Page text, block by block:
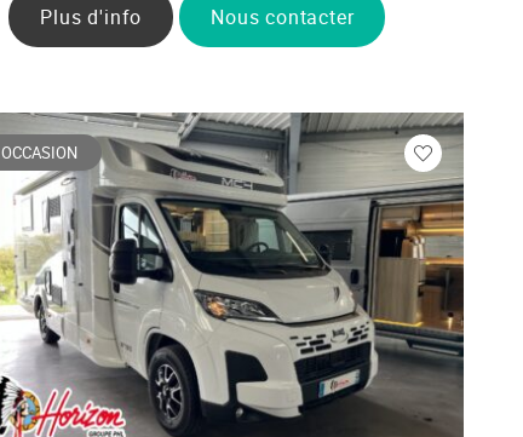
Plus d'info Nous contacter
OCCASION
Veuillez
vous
connecter